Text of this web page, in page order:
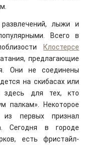
лыжи и
Всего в
Клостерсе
предлагающие
Они не соединены
на скибасах или
здесь для тех, кто
палкам». Некоторое
первых признал
Сегодня в городе
есть фристайл-